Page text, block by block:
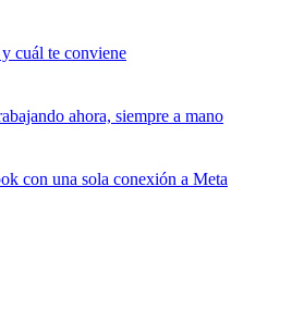
cuál te conviene
ahora, siempre a mano
con una sola conexión a Meta